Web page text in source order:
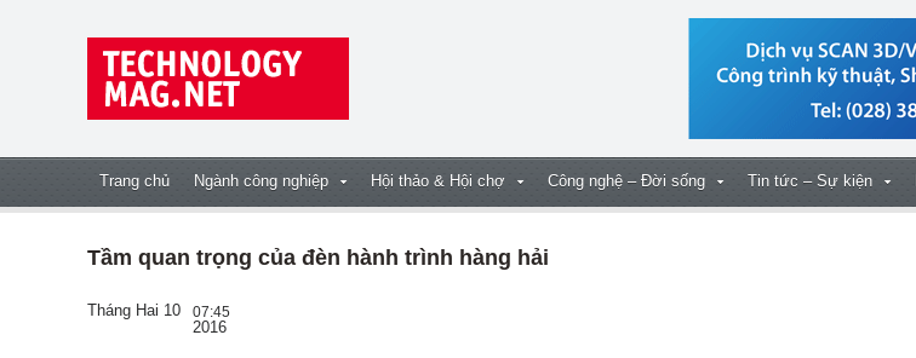
Trang chủ Ngành công nghiệp Hội thảo & Hội chợ Công nghệ – Đời sống Tin tức – Sự kiện
Tầm quan trọng của đèn hành trình hàng hải
Tháng Hai 10 07:45
2016